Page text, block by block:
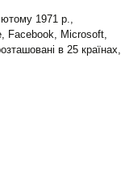
1971 р.,
Facebook, Microsoft,
в 25 країнах,